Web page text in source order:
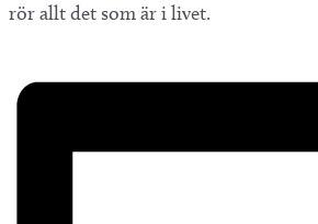
rör allt det som är i livet.